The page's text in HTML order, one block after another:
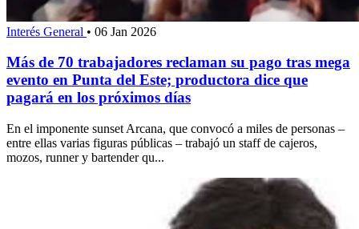
Interés General • 06 Jan 2026
Más de 70 trabajadores reclaman su pago tras mega
evento en Punta del Este; productora dice que
pagará en los próximos días
En el imponente sunset Arcana, que convocó a miles de personas –
entre ellas varias figuras públicas – trabajó un staff de cajeros,
mozos, runner y bartender qu...